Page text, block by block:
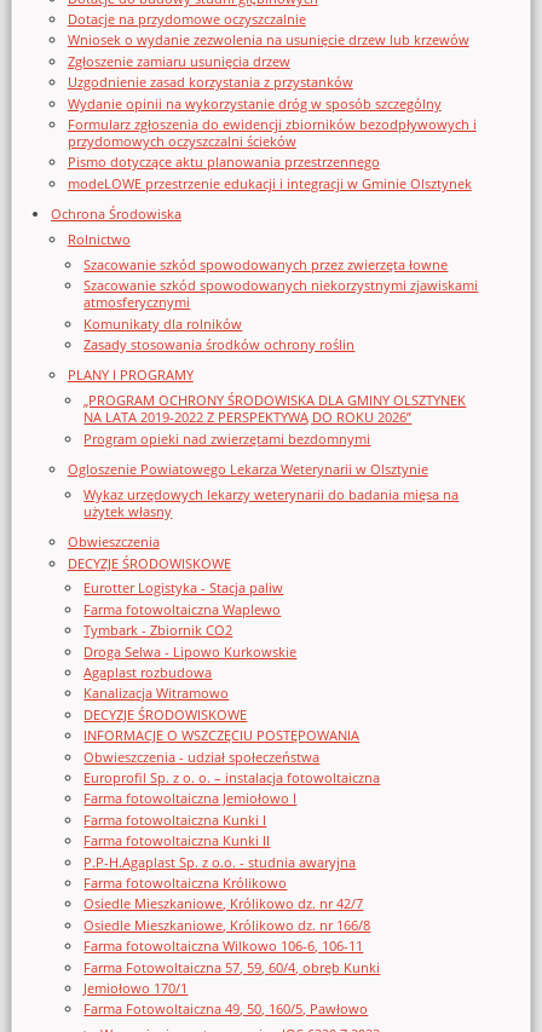
Dotacje na przydomowe oczyszczalnie
Wniosek o wydanie zezwolenia na usunięcie drzew lub krzewów
Zgłoszenie zamiaru usunięcia drzew
Uzgodnienie zasad korzystania z przystanków
Wydanie opinii na wykorzystanie dróg w sposób szczególny
Formularz zgłoszenia do ewidencji zbiorników bezodpływowych i
przydomowych oczyszczalni ścieków
Pismo dotyczące aktu planowania przestrzennego
modeLOWE przestrzenie edukacji i integracji w Gminie Olsztynek
Ochrona Środowiska
Rolnictwo
Szacowanie szkód spowodowanych przez zwierzęta łowne
Szacowanie szkód spowodowanych niekorzystnymi zjawiskami
atmosferycznymi
Komunikaty dla rolników
Zasady stosowania środków ochrony roślin
PLANY I PROGRAMY
„PROGRAM OCHRONY ŚRODOWISKA DLA GMINY OLSZTYNEK
NA LATA 2019-2022 Z PERSPEKTYWĄ DO ROKU 2026”
Program opieki nad zwierzętami bezdomnymi
Ogloszenie Powiatowego Lekarza Weterynarii w Olsztynie
Wykaz urzędowych lekarzy weterynarii do badania mięsa na
użytek własny
Obwieszczenia
DECYZJE ŚRODOWISKOWE
Eurotter Logistyka - Stacja paliw
Farma fotowoltaiczna Waplewo
Tymbark - Zbiornik CO2
Droga Selwa - Lipowo Kurkowskie
Agaplast rozbudowa
Kanalizacja Witramowo
DECYZJE ŚRODOWISKOWE
INFORMACJE O WSZCZĘCIU POSTĘPOWANIA
Obwieszczenia - udział społeczeństwa
Europrofil Sp. z o. o. – instalacja fotowoltaiczna
Farma fotowoltaiczna Jemiołowo I
Farma fotowoltaiczna Kunki I
Farma fotowoltaiczna Kunki II
P.P-H.Agaplast Sp. z o.o. - studnia awaryjna
Farma fotowoltaiczna Królikowo
Osiedle Mieszkaniowe, Królikowo dz. nr 42/7
Osiedle Mieszkaniowe, Królikowo dz. nr 166/8
Farma fotowoltaiczna Wilkowo 106-6, 106-11
Farma Fotowoltaiczna 57, 59, 60/4, obręb Kunki
Jemiołowo 170/1
Farma Fotowoltaiczna 49, 50, 160/5, Pawłowo